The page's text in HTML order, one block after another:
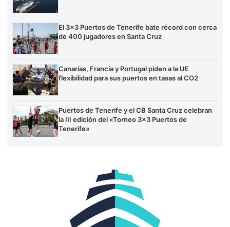
El 3×3 Puertos de Tenerife bate récord con cerca
de 400 jugadores en Santa Cruz
Canarias, Francia y Portugal piden a la UE
flexibilidad para sus puertos en tasas al CO2
Puertos de Tenerife y el CB Santa Cruz celebran
la III edición del «Torneo 3×3 Puertos de
Tenerife»